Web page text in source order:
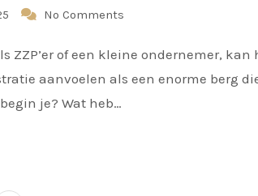
No Comments
aanvoelen als een enorme berg
je? Wat heb…